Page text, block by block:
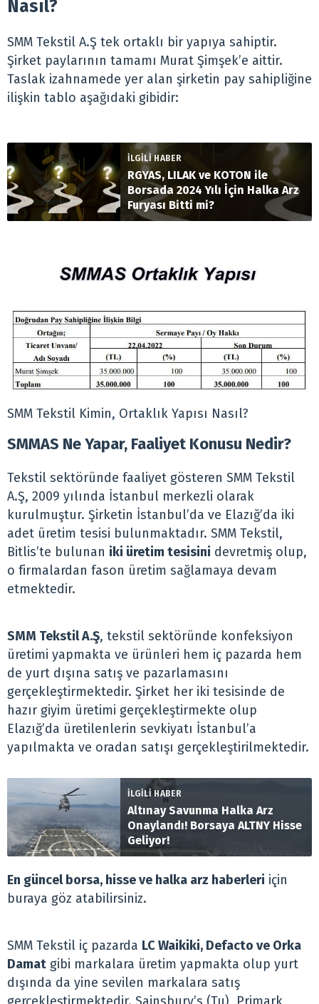
Nasıl?
SMM Tekstil A.Ş tek ortaklı bir yapıya sahiptir.
Şirket paylarının tamamı Murat Şimşek’e aittir.
Taslak izahnamede yer alan şirketin pay sahipliğine
ilişkin tablo aşağıdaki gibidir:
İLGİLİ HABER
RGYAS, LILAK ve KOTON ile
Borsada 2024 Yılı İçin Halka Arz
Furyası Bitti mi?
SMM Tekstil Kimin, Ortaklık Yapısı Nasıl?
SMMAS Ne Yapar, Faaliyet Konusu Nedir?
Tekstil sektöründe faaliyet gösteren SMM Tekstil
A.Ş, 2009 yılında İstanbul merkezli olarak
kurulmuştur. Şirketin İstanbul’da ve Elazığ’da iki
adet üretim tesisi bulunmaktadır. SMM Tekstil,
Bitlis’te bulunan iki üretim tesisini devretmiş olup,
o firmalardan fason üretim sağlamaya devam
etmektedir.
SMM Tekstil A.Ş, tekstil sektöründe konfeksiyon
üretimi yapmakta ve ürünleri hem iç pazarda hem
de yurt dışına satış ve pazarlamasını
gerçekleştirmektedir. Şirket her iki tesisinde de
hazır giyim üretimi gerçekleştirmekte olup
Elazığ’da üretilenlerin sevkiyatı İstanbul’a
yapılmakta ve oradan satışı gerçekleştirilmektedir.
İLGİLİ HABER
Altınay Savunma Halka Arz
Onaylandı! Borsaya ALTNY Hisse
Geliyor!
En güncel borsa, hisse ve halka arz haberleri için
buraya göz atabilirsiniz.
SMM Tekstil iç pazarda LC Waikiki, Defacto ve Orka
Damat gibi markalara üretim yapmakta olup yurt
dışında da yine sevilen markalara satış